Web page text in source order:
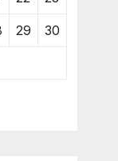
29 30